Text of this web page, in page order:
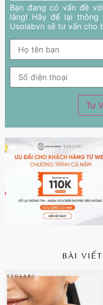
Bạn đang có vấn đề
lắng! Hãy để lại
Usolabvn sẽ tư vấn cho
BÀI